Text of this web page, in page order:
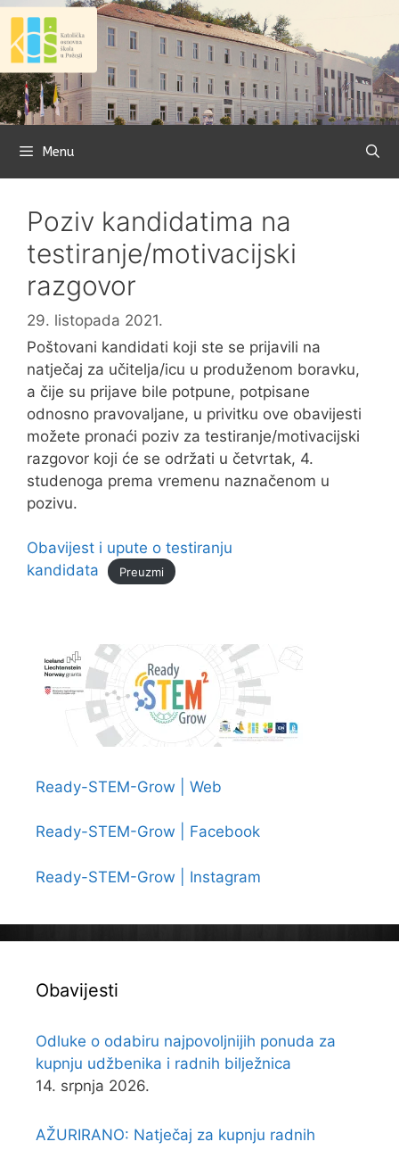
Preskoči
sadržaj
Menu
Poziv kandidatima na
testiranje/motivacijski
razgovor
29. listopada 2021.
Poštovani kandidati koji ste se prijavili na
natječaj za učitelja/icu u produženom boravku,
a čije su prijave bile potpune, potpisane
odnosno pravovaljane, u privitku ove obavijesti
možete pronaći poziv za testiranje/motivacijski
razgovor koji će se održati u četvrtak, 4.
studenoga prema vremenu naznačenom u
pozivu.
Obavijest i upute o testiranju
kandidata
Preuzmi
Ready-STEM-Grow | Web
Ready-STEM-Grow | Facebook
Ready-STEM-Grow | Instagram
Obavijesti
Odluke o odabiru najpovoljnijih ponuda za
kupnju udžbenika i radnih bilježnica
14. srpnja 2026.
AŽURIRANO: Natječaj za kupnju radnih